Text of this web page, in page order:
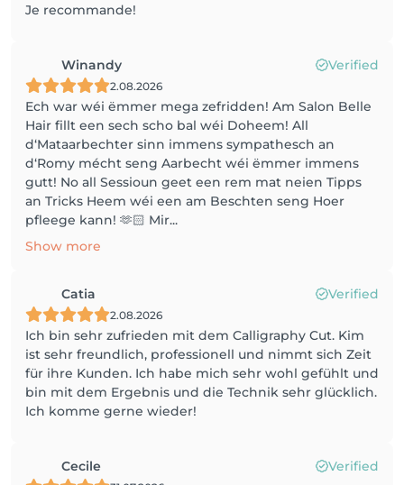
Je recommande!
Winandy Verified
2.08.2026
Ech war wéi ëmmer mega zefridden! Am Salon Belle
Hair fillt een sech scho bal wéi Doheem! All
d‘Mataarbechter sinn immens sympathesch an
d‘Romy mécht seng Aarbecht wéi ëmmer immens
gutt! No all Sessioun geet een rem mat neien Tipps
an Tricks Heem wéi een am Beschten seng Hoer
pfleege kann! 🫶🏻 Mir...
Show more
Catia Verified
2.08.2026
Ich bin sehr zufrieden mit dem Calligraphy Cut. Kim
ist sehr freundlich, professionell und nimmt sich Zeit
für ihre Kunden. Ich habe mich sehr wohl gefühlt und
bin mit dem Ergebnis und die Technik sehr glücklich.
Ich komme gerne wieder!
Cecile Verified